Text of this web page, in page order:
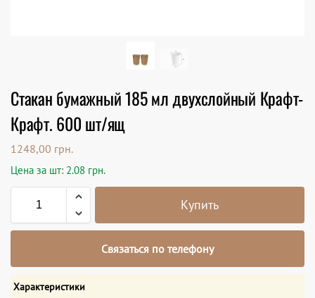
Стакан бумажный 185 мл двухслойный Крафт-
Крафт. 600 шт/ящ
1248,00 грн.
Цена за шт: 2.08 грн.
Купить
Связаться по телефону
Характеристики